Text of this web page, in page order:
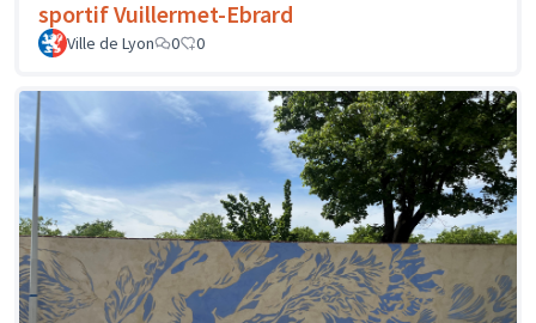
sportif Vuillermet-Ebrard
Ville de Lyon 0 0